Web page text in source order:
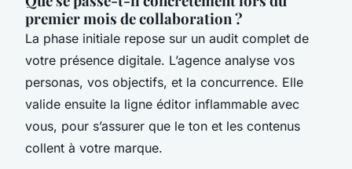
premier mois de collaboration ?
La phase initiale repose sur un audit complet de
votre présence digitale. L’agence analyse vos
personas, vos objectifs, et la concurrence. Elle
valide ensuite la ligne éditor inflammable avec
vous, pour s’assurer que le ton et les contenus
collent à votre marque.